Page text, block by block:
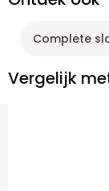
Complete
Vergelijk